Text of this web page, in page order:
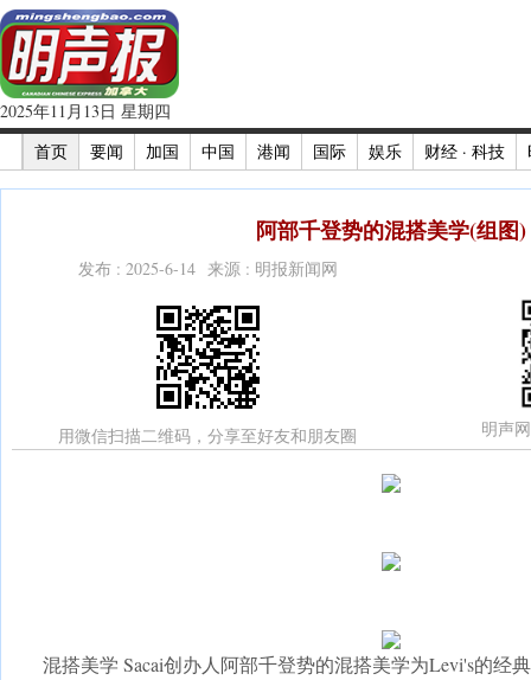
2025年11月13日 星期四
首页
要闻 加国 中国 港闻 国际 娱乐 财经 · 科技
阿部千登势的混搭美学(组图)
发布 : 2025-6-14 来源 : 明报新闻网
用微信扫描二维码，分享至好友和朋友圈 明声
混搭美学 Sacai创办人阿部千登势的混搭美学为Levi's的经